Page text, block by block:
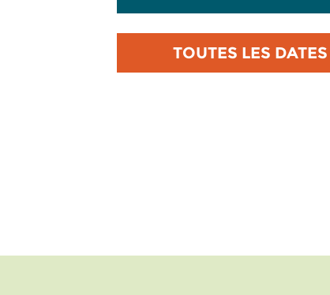
TOUTES LES DATES